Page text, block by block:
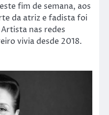
fim de semana, aos
da atriz e fadista foi
nas redes
vivia desde 2018.